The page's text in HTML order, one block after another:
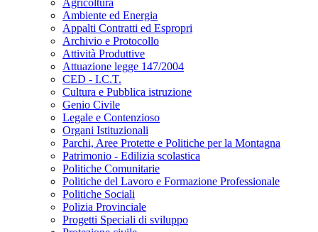
Agricoltura
Ambiente ed Energia
Appalti Contratti ed Espropri
Archivio e Protocollo
Attività Produttive
Attuazione legge 147/2004
CED - I.C.T.
Cultura e Pubblica istruzione
Genio Civile
Legale e Contenzioso
Organi Istituzionali
Parchi, Aree Protette e Politiche per la Montagna
Patrimonio - Edilizia scolastica
Politiche Comunitarie
Politiche del Lavoro e Formazione Professionale
Politiche Sociali
Polizia Provinciale
Progetti Speciali di sviluppo